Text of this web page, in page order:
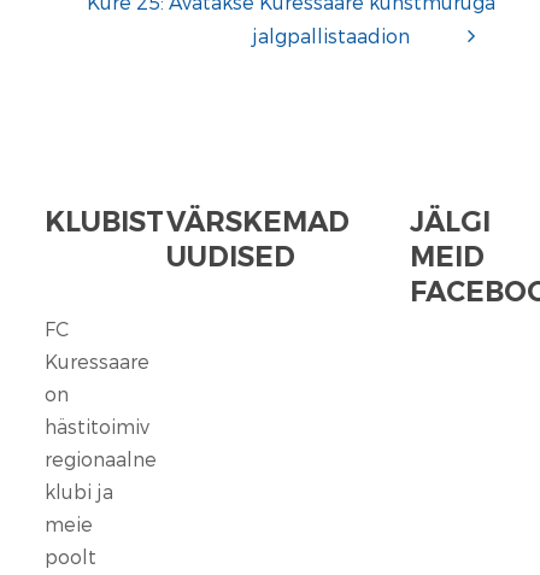
jalgpallistaadion
KLUBIST
FC
Kuressaare
on
hästitoimiv
regionaalne
klubi ja
meie
poolt
VÄRSKEMAD
UUDISED
JÄLGI
MEID